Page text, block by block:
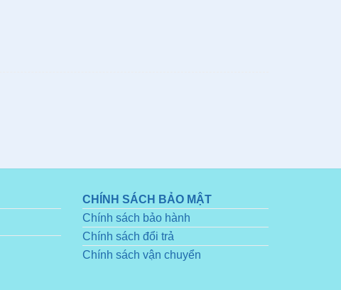
CHÍNH SÁCH BẢO MẬT
Chính sách bảo hành
Chính sách đổi trả
Chính sách vận chuyển